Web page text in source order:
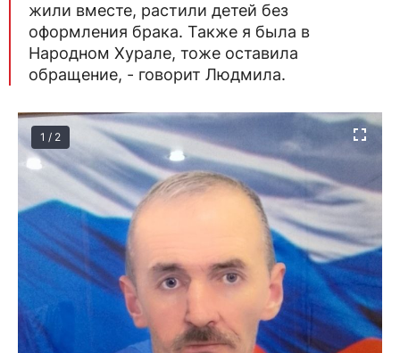
жили вместе, растили детей без
оформления брака. Также я была в
Народном Хурале, тоже оставила
обращение, - говорит Людмила.
1 / 2